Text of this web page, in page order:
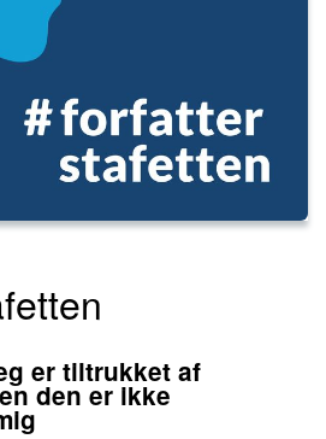
er tiltrukket af
den er ikke